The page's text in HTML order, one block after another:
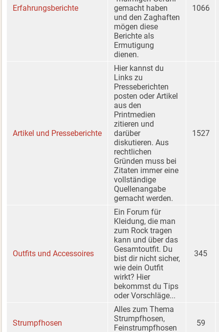
Erfahrungsberichte
gemacht haben
und den Zaghaften
mögen diese
Berichte als
Ermutigung
dienen.
1066
Artikel und Presseberichte
Hier kannst du
Links zu
Presseberichten
posten oder Artikel
aus den
Printmedien
zitieren und
darüber
diskutieren. Aus
rechtlichen
Gründen muss bei
Zitaten immer eine
vollständige
Quellenangabe
gemacht werden.
1527
Outfits und Accessoires
Ein Forum für
Kleidung, die man
zum Rock tragen
kann und über das
Gesamtoutfit. Du
bist dir nicht sicher,
wie dein Outfit
wirkt? Hier
bekommst du Tips
oder Vorschläge...
345
Strumpfhosen
Alles zum Thema
Strumpfhosen,
Feinstrumpfhosen
59